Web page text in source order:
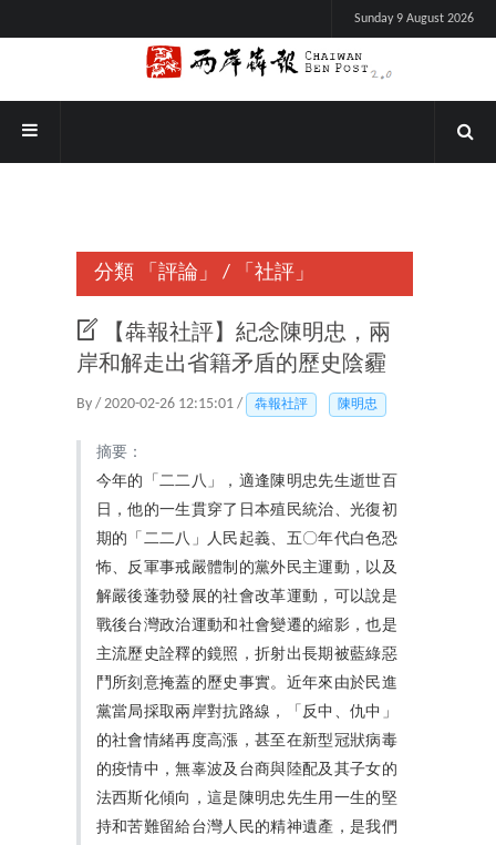
Sunday 9 August 2026
分類 「評論」 / 「社評」
【犇報社評】紀念陳明忠，兩
岸和解走出省籍矛盾的歷史陰霾
By / 2020-02-26 12:15:01 / 犇報社評 陳明忠
摘要：
今年的「二二八」，適逢陳明忠先生逝世百
日，他的一生貫穿了日本殖民統治、光復初
期的「二二八」人民起義、五〇年代白色恐
怖、反軍事戒嚴體制的黨外民主運動，以及
解嚴後蓬勃發展的社會改革運動，可以說是
戰後台灣政治運動和社會變遷的縮影，也是
主流歷史詮釋的鏡照，折射出長期被藍綠惡
鬥所刻意掩蓋的歷史事實。近年來由於民進
黨當局採取兩岸對抗路線，「反中、仇中」
的社會情緒再度高漲，甚至在新型冠狀病毒
的疫情中，無辜波及台商與陸配及其子女的
法西斯化傾向，這是陳明忠先生用一生的堅
持和苦難留給台灣人民的精神遺產，是我們